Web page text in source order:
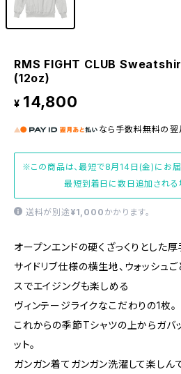
RMS FIGHT CLUB
(12oz)
¥ 14,800
なら 手数料無料の 翌
※この商品は、最短で8月14日(金)にお届
最短到着日に数日追加される
送料が別途 ¥1,000 かかります。
オープンエンドの硬くざっくりとした
サイドリブ仕様の横生地、ウォッシュ
スでエイジングも楽しめる
ヴィンテージライクなこだわりの1枚。
これからの季節Tシャツの上からガバ
ット。
ガンガン着てガンガン洗濯して楽しん